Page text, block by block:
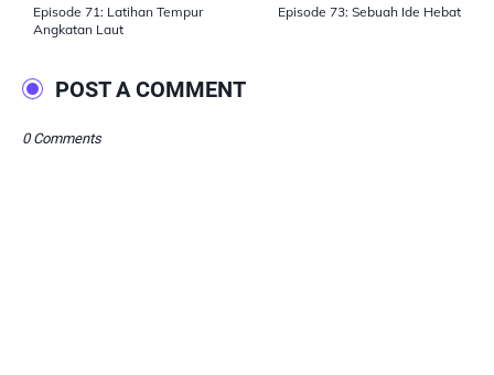
Episode 73: Sebuah Ide Hebat
Episode 71: Latihan Tempur
Angkatan Laut
POST A COMMENT
0 Comments